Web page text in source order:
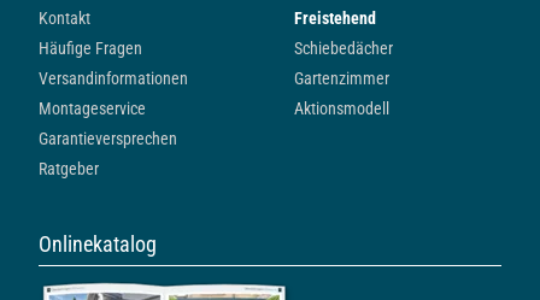
Kontakt
Häufige Fragen
Versandinformationen
Montageservice
Garantieversprechen
Ratgeber
Freistehend
Schiebedächer
Gartenzimmer
Aktionsmodell
Onlinekatalog